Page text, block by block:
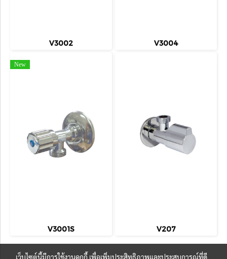
V3002 V3004
New
V3001S V207
เว็บไซต์นี้มีการใช้งานคุกกี้ เพื่อเพิ่มประสิทธิภาพและประสบการณ์ที่ดี